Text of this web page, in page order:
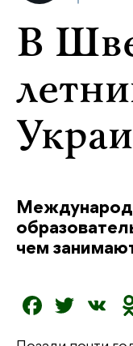
В
чем
F
T
V